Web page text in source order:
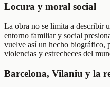
Locura y moral social
La obra no se limita a describir
entorno familiar y social
vuelve así un hecho biográfico,
violencias y estrecheces del
Barcelona, Vilaniu y la